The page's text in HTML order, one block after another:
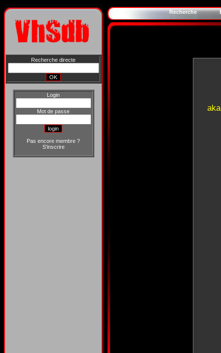
Recherche directe
Login
Mot de passe
Pas encore membre ?
S'inscrire
Recherche